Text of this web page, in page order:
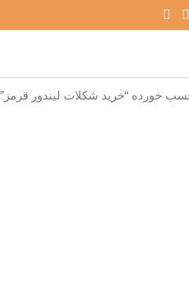
خورده “خرید شکلات لیندور قرمز”